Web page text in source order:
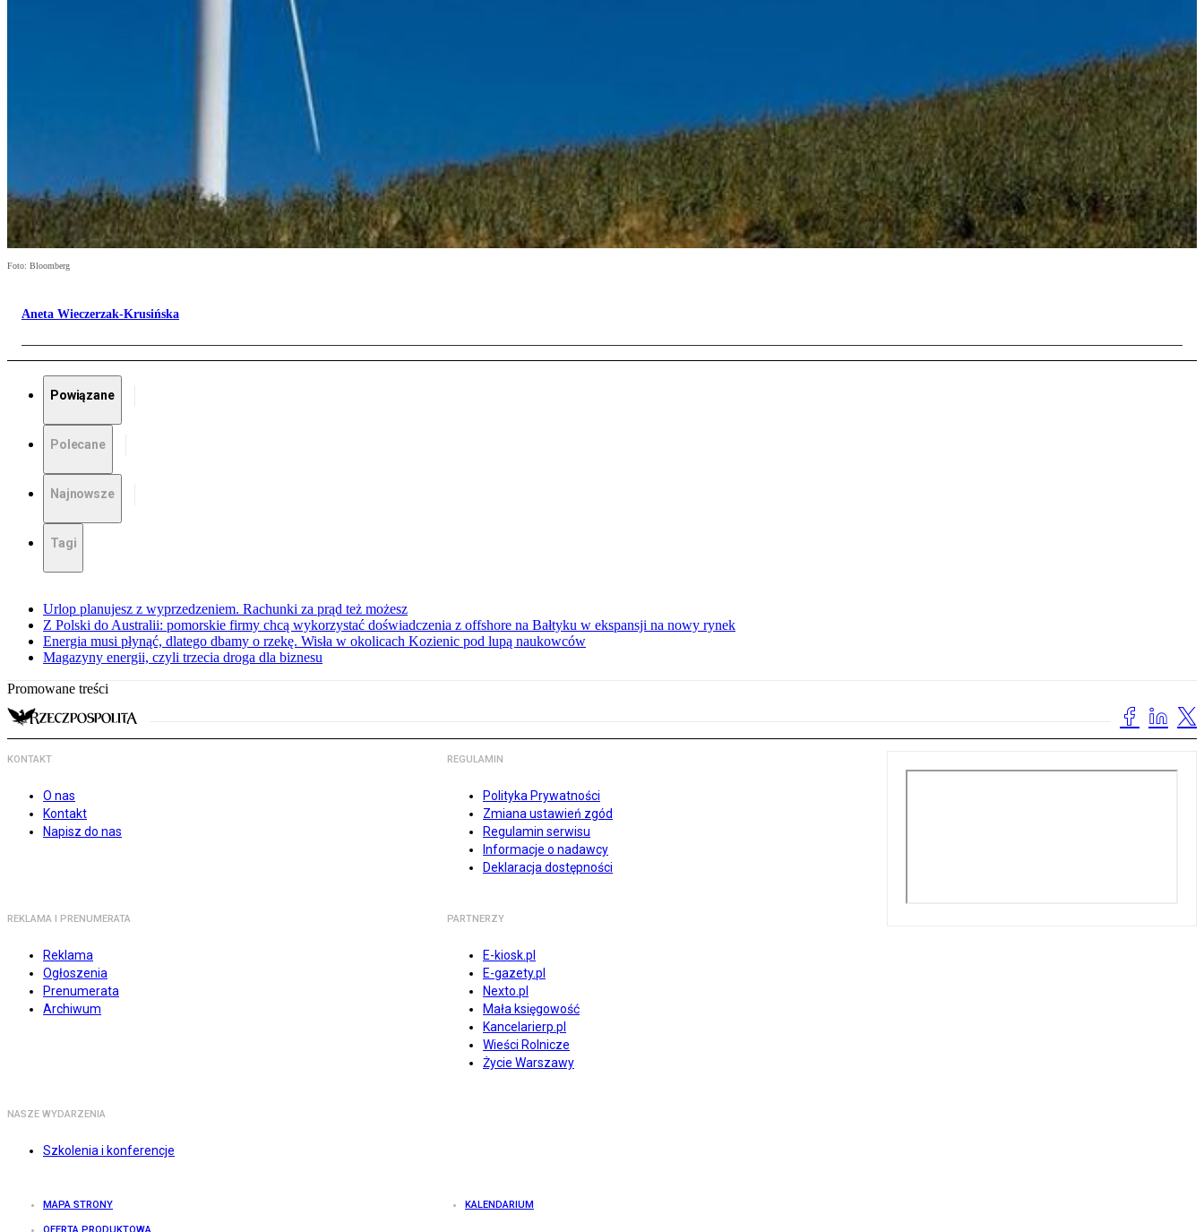
Foto: Bloomberg
Aneta Wieczerzak-Krusińska
Powiązane
Polecane
Najnowsze
Tagi
Urlop planujesz z wyprzedzeniem. Rachunki za prąd też możesz
Z Polski do Australii: pomorskie firmy chcą wykorzystać doświadczenia z offshore na Bałtyku w ekspansji na nowy rynek
Energia musi płynąć, dlatego dbamy o rzekę. Wisła w okolicach Kozienic pod lupą naukowców
Magazyny energii, czyli trzecia droga dla biznesu
Promowane treści
KONTAKT
O nas
Kontakt
Napisz do nas
REGULAMIN
Polityka Prywatności
Zmiana ustawień zgód
Regulamin serwisu
Informacje o nadawcy
Deklaracja dostępności
REKLAMA I PRENUMERATA
Reklama
Ogłoszenia
Prenumerata
Archiwum
PARTNERZY
E-kiosk.pl
E-gazety.pl
Nexto.pl
Mała księgowość
Kancelarierp.pl
Wieści Rolnicze
Życie Warszawy
NASZE WYDARZENIA
Szkolenia i konferencje
MAPA STRONY KALENDARIUM